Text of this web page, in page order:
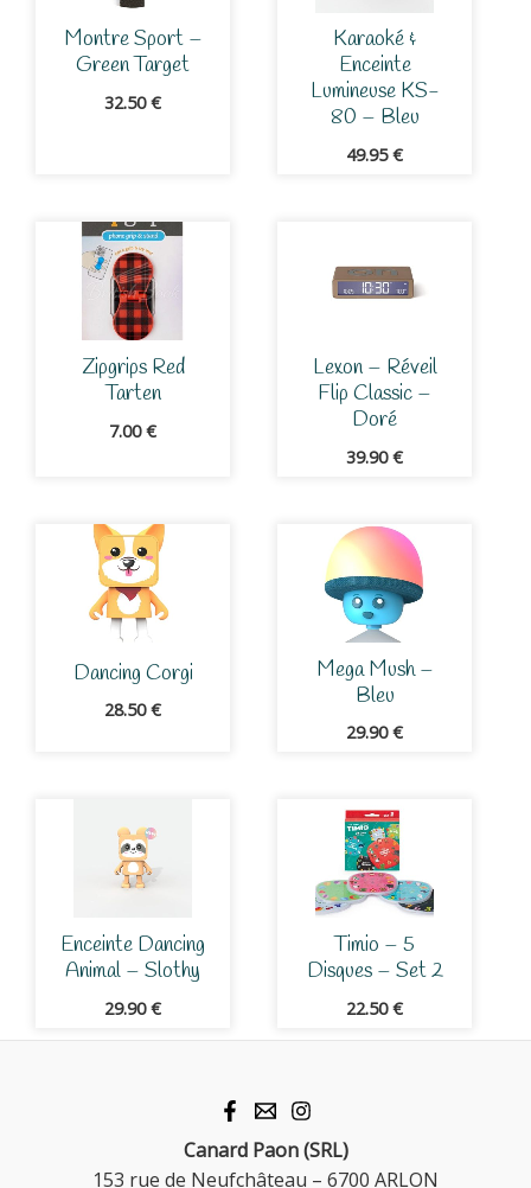
Montre Sport –
Green Target
32.50€
Karaoké &
Enceinte
Lumineuse KS-
80 – Bleu
49.95€
Zipgrips Red
Tarten
7.00€
Lexon – Réveil
Flip Classic –
Doré
39.90€
Dancing Corgi
28.50€
Mega Mush –
Bleu
29.90€
Enceinte Dancing
Animal – Slothy
29.90€
Timio – 5
Disques – Set 2
22.50€
Canard Paon (SRL)
153 rue de Neufchâteau – 6700 ARLON